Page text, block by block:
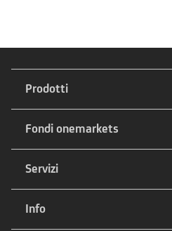
Prodotti
Fondi onemarkets
Servizi
Info